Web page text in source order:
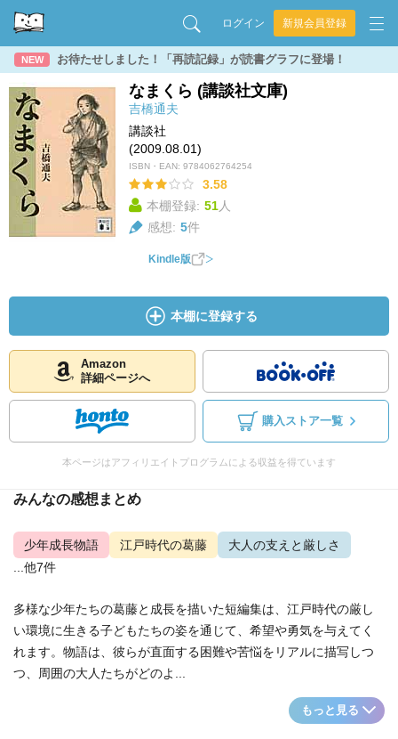
ログイン 新規会員登録
NEW お待たせしました！「再読記録」が読書グラフに登場！
なまくら (講談社文庫)
吉橋通夫
講談社
(2009.08.01)
ISBN・EAN: 9784062764254
3.58
本棚登録: 51人
感想: 5件
Kindle版
本棚に登録する
Amazon
詳細ページへ
購入ストア一覧
本ページはアフィリエイトプログラムによる収益を得ています
みんなの感想まとめ
少年成長物語 江戸時代の葛藤
大人の支えと厳しさ
...他7件
多様な少年たちの葛藤と成長を描いた短編集は、江戸時代の厳し
い環境に生きる子どもたちの姿を通じて、希望や勇気を与えてく
れます。物語は、彼らが直面する困難や苦悩をリアルに描写しつ
つ、周囲の大人たちがどのよ...
もっと見る